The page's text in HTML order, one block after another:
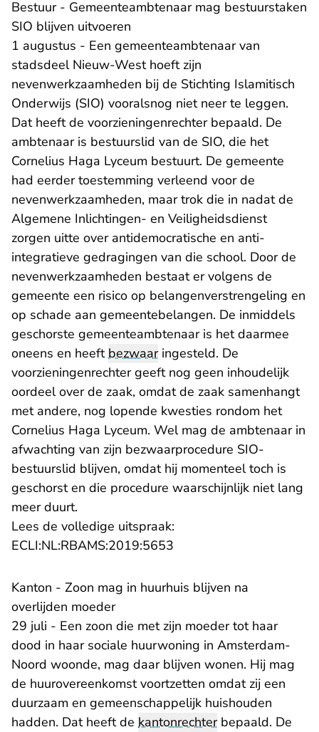
Bestuur - Gemeenteambtenaar mag bestuurstaken
SIO blijven uitvoeren
1 augustus - Een gemeenteambtenaar van
stadsdeel Nieuw-West hoeft zijn
nevenwerkzaamheden bij de Stichting Islamitisch
Onderwijs (SIO) vooralsnog niet neer te leggen.
Dat heeft de voorzieningenrechter bepaald. De
ambtenaar is bestuurslid van de SIO, die het
Cornelius Haga Lyceum bestuurt. De gemeente
had eerder toestemming verleend voor de
nevenwerkzaamheden, maar trok die in nadat de
Algemene Inlichtingen- en Veiligheidsdienst
zorgen uitte over antidemocratische en anti-
integratieve gedragingen van die school. Door de
nevenwerkzaamheden bestaat er volgens de
gemeente een risico op belangenverstrengeling en
op schade aan gemeentebelangen. De inmiddels
geschorste gemeenteambtenaar is het daarmee
oneens en heeftbezwaaringesteld. De
voorzieningenrechter geeft nog geen inhoudelijk
oordeel over de zaak, omdat de zaak samenhangt
met andere, nog lopende kwesties rondom het
Cornelius Haga Lyceum. Wel mag de ambtenaar in
afwachting van zijn bezwaarprocedure SIO-
bestuurslid blijven, omdat hij momenteel toch is
geschorst en die procedure waarschijnlijk niet lang
meer duurt.
Lees de volledige uitspraak:
ECLI:NL:RBAMS:2019:5653
Kanton - Zoon mag in huurhuis blijven na
overlijden moeder
29 juli - Een zoon die met zijn moeder tot haar
dood in haar sociale huurwoning in Amsterdam-
Noord woonde, mag daar blijven wonen. Hij mag
de huurovereenkomst voortzetten omdat zij een
duurzaam en gemeenschappelijk huishouden
hadden. Dat heeft de kantonrechterbepaald. De